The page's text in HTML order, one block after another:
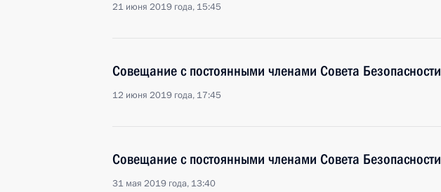
21 июня 2019 года, 15:45
Совещание с постоянными членами Совета Безопасности
12 июня 2019 года, 17:45
Совещание с постоянными членами Совета Безопасности
31 мая 2019 года, 13:40